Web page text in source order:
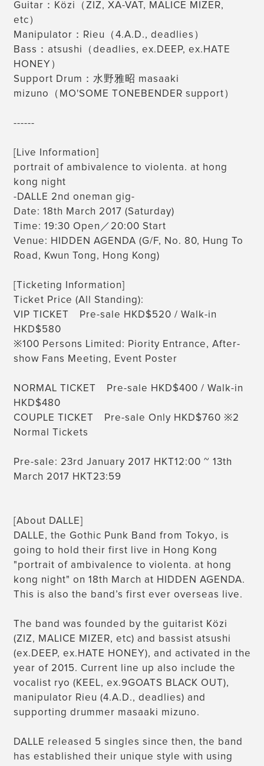
Guitar：Közi（ZIZ, XA-VAT, MALICE MIZER,
etc）
Manipulator：Rieu（4.A.D., deadlies）
Bass：atsushi（deadlies, ex.DEEP, ex.HATE
HONEY）
Support Drum：水野雅昭 masaaki
mizuno（MO'SOME TONEBENDER support）
------
[Live Information]
portrait of ambivalence to violenta. at hong
kong night
-DALLE 2nd oneman gig-
Date: 18th March 2017 (Saturday)
Time: 19:30 Open／20:00 Start
Venue: HIDDEN AGENDA (G/F, No. 80, Hung To
Road, Kwun Tong, Hong Kong)
[Ticketing Information]
Ticket Price (All Standing):
VIP TICKET Pre-sale HKD$520 / Walk-in
HKD$580
※100 Persons Limited: Piority Entrance, After-
show Fans Meeting, Event Poster
NORMAL TICKET Pre-sale HKD$400 / Walk-in
HKD$480
COUPLE TICKET Pre-sale Only HKD$760 ※2
Normal Tickets
Pre-sale: 23rd January 2017 HKT12:00 ~ 13th
March 2017 HKT23:59
[About DALLE]
DALLE, the Gothic Punk Band from Tokyo, is
going to hold their first live in Hong Kong
"portrait of ambivalence to violenta. at hong
kong night" on 18th March at HIDDEN AGENDA.
This is also the band’s first ever overseas live.
The band was founded by the guitarist Közi
(ZIZ, MALICE MIZER, etc) and bassist atsushi
(ex.DEEP, ex.HATE HONEY), and activated in the
year of 2015. Current line up also include the
vocalist ryo (KEEL, ex.9GOATS BLACK OUT),
manipulator Rieu (4.A.D., deadlies) and
supporting drummer masaaki mizuno.
DALLE released 5 singles since then, the band
has established their unique style with using